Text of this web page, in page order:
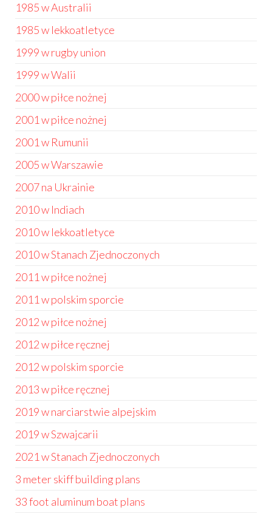
1985 w Australii
1985 w lekkoatletyce
1999 w rugby union
1999 w Walii
2000 w piłce nożnej
2001 w piłce nożnej
2001 w Rumunii
2005 w Warszawie
2007 na Ukrainie
2010 w Indiach
2010 w lekkoatletyce
2010 w Stanach Zjednoczonych
2011 w piłce nożnej
2011 w polskim sporcie
2012 w piłce nożnej
2012 w piłce ręcznej
2012 w polskim sporcie
2013 w piłce ręcznej
2019 w narciarstwie alpejskim
2019 w Szwajcarii
2021 w Stanach Zjednoczonych
3 meter skiff building plans
33 foot aluminum boat plans